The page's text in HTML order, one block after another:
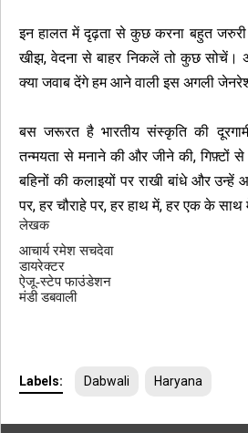
इन हालत में दृढ़ता से कुछ करना बहुत
खीझ, वेदना से बाहर निकलें तो कुछ सोचें।
क्या जवाब देंगे हम आने वाली इस अगली
बस जरूरत है भारतीय संस्कृति की
तन्मयता से मनाने की और जीने की, गिफ़्टों
बहिनों की कलाइयों पर राखी बांधे और
पर, हर चौराहे पर, हर हाथ में, हर एक के साथ
लेखक
आचार्य रमेश सचदेवा
डायरेक्टर
ऐजू-स्टेप फाउंडेशन
मंडी डबवाली
Labels: Dabwali Haryana